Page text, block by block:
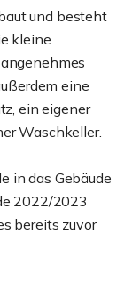
und besteht
kleine
eine
ein eigener
Waschkeller.
in das Gebäude
2022/2023
bereits zuvor